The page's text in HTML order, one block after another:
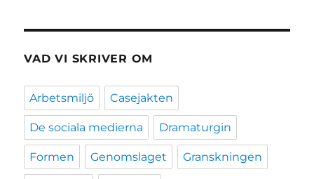
VAD VI SKRIVER OM
Arbetsmiljö Casejakten
De sociala medierna Dramaturgin
Formen Genomslaget Granskningen